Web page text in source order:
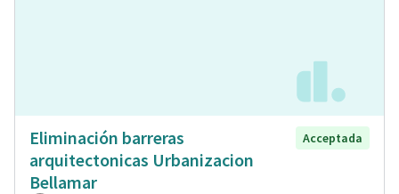
Eliminación barreras
arquitectonicas Urbanizacion
Bellamar
Acceptada